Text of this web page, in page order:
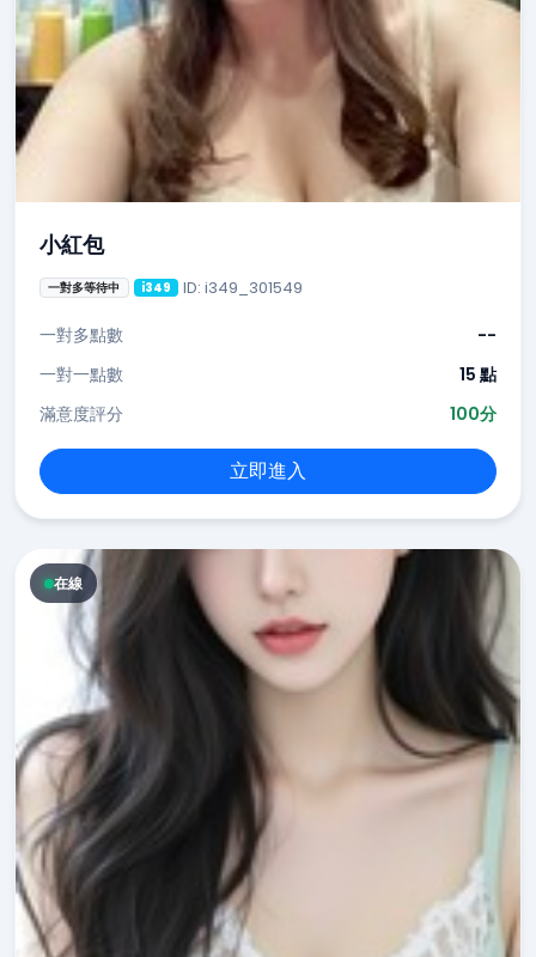
小紅包
一對多等待中 i349 ID: i349_301549
一對多點數
--
一對一點數
15 點
滿意度評分
100分
立即進入
在線